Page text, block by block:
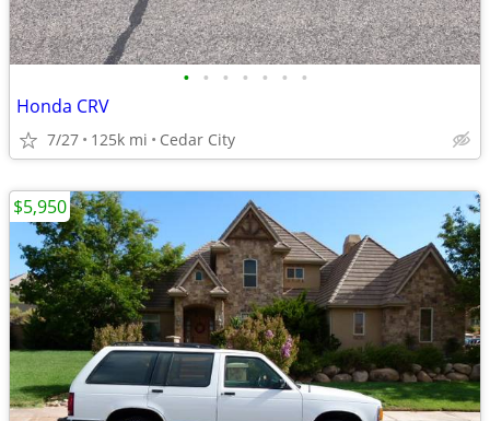
• • • • • • •
Honda CRV
7/27 125k mi Cedar City
$5,950